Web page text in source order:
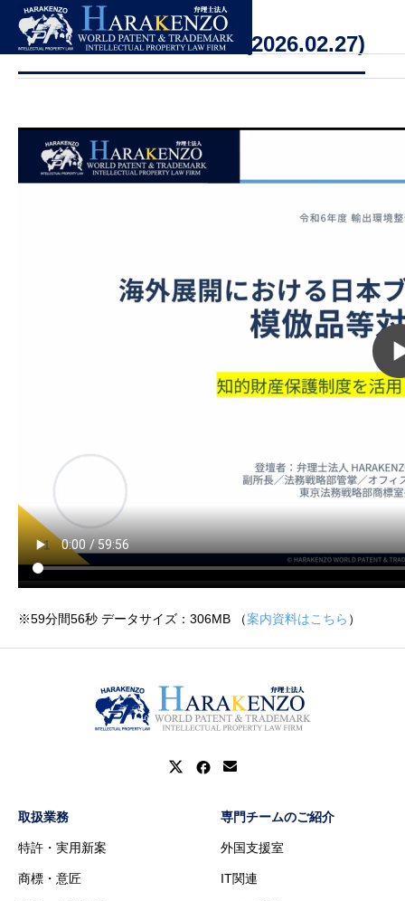
模倣品等対策セミナー ( 2026.02.27)
※59分間56秒 データサイズ：306MB （案内資料はこちら ）
取扱業務
特許・実用新案
商標・意匠
専門チームのご紹介
外国支援室
IT関連